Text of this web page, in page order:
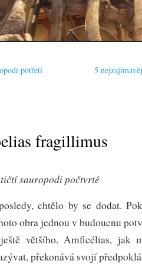
potřetí 5
fragillimus
sauropodi počtvrté
chtělo by se dodat.
obra jednou v budoucnu
většího. Amficélias, jak
překonává svojí